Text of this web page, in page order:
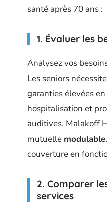
santé après 70 ans :
1. Évaluer les
Analysez vos
Les seniors
garanties élevées
hospitalisation et
auditives. Malakoff
mutuelle modulable
couverture en
2. Comparer
services